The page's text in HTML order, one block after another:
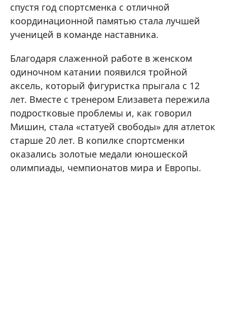
спустя год спортсменка с отличной
координационной памятью стала лучшей
ученицей в команде наставника.
Благодаря слаженной работе в женском
одиночном катании появился тройной
аксель, который фигуристка прыгала с 12
лет. Вместе с тренером Елизавета пережила
подростковые проблемы и, как говорил
Мишин, стала «статуей свободы» для атлеток
старше 20 лет. В копилке спортсменки
оказались золотые медали юношеской
олимпиады, чемпионатов мира и Европы.